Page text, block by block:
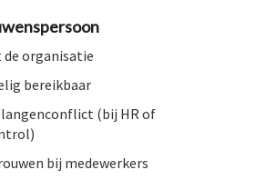
de organisatie
bereikbaar
(bij HR of
bij medewerkers